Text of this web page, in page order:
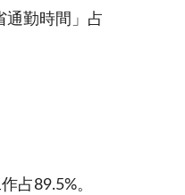
通勤時間」占
占89.5%。